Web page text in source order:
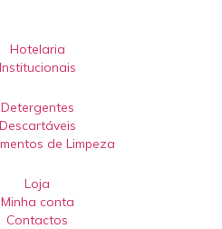
Hotelaria
Institucionais
Detergentes
Descartáveis
de Limpeza
Loja
Minha conta
Contactos